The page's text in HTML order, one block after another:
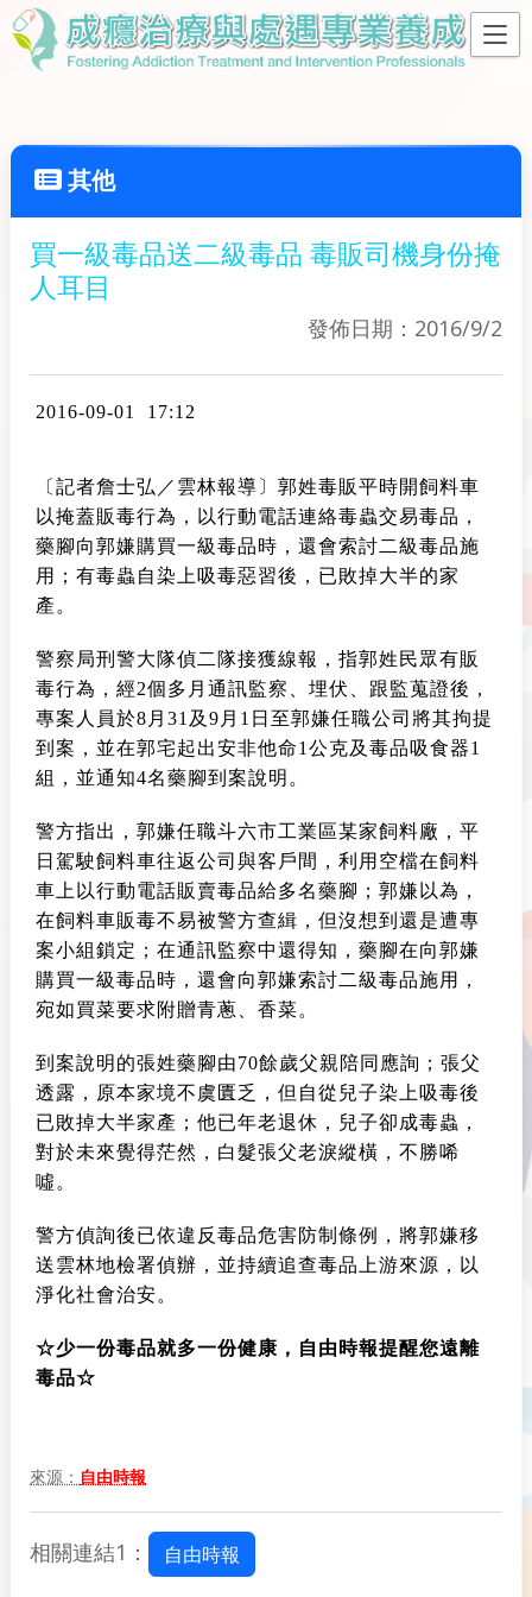
其他
買一級毒品送二級毒品 毒販司機身份掩
人耳目
發佈日期：2016/9/2
2016-09-01 17:12
〔記者詹士弘／雲林報導〕郭姓毒販平時開飼料車
以掩蓋販毒行為，以行動電話連絡毒蟲交易毒品，
藥腳向郭嫌購買一級毒品時，還會索討二級毒品施
用；有毒蟲自染上吸毒惡習後，已敗掉大半的家
產。
警察局刑警大隊偵二隊接獲線報，指郭姓民眾有販
毒行為，經2個多月通訊監察、埋伏、跟監蒐證後，
專案人員於8月31及9月1日至郭嫌任職公司將其拘提
到案，並在郭宅起出安非他命1公克及毒品吸食器1
組，並通知4名藥腳到案說明。
警方指出，郭嫌任職斗六市工業區某家飼料廠，平
日駕駛飼料車往返公司與客戶間，利用空檔在飼料
車上以行動電話販賣毒品給多名藥腳；郭嫌以為，
在飼料車販毒不易被警方查緝，但沒想到還是遭專
案小組鎖定；在通訊監察中還得知，藥腳在向郭嫌
購買一級毒品時，還會向郭嫌索討二級毒品施用，
宛如買菜要求附贈青蔥、香菜。
到案說明的張姓藥腳由70餘歲父親陪同應詢；張父
透露，原本家境不虞匱乏，但自從兒子染上吸毒後
已敗掉大半家產；他已年老退休，兒子卻成毒蟲，
對於未來覺得茫然，白髮張父老淚縱橫，不勝唏
噓。
警方偵詢後已依違反毒品危害防制條例，將郭嫌移
送雲林地檢署偵辦，並持續追查毒品上游來源，以
淨化社會治安。
☆少一份毒品就多一份健康，自由時報提醒您遠離
毒品☆
來源： 自由時報
相關連結1： 自由時報